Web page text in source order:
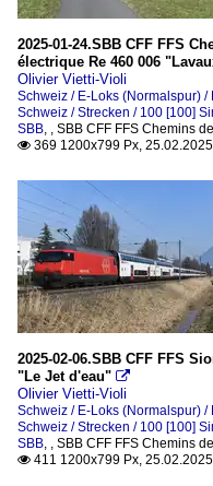
2025-01-24.SBB CFF FFS
électrique Re 460 006
Olivier Vietti-Violi
Schweiz / E-Loks (Normalspur) /
Schweiz / Strecken / 100 [100]
SBB, , SBB CFF FFS Chemins
 369 1200x799 Px, 25.02.2025
2025-02-06.SBB CFF FFS
"Le Jet d'eau" 
Olivier Vietti-Violi
Schweiz / E-Loks (Normalspur) /
Schweiz / Strecken / 100 [100]
SBB, , SBB CFF FFS Chemins
 411 1200x799 Px, 25.02.2025